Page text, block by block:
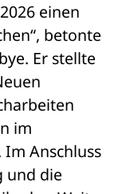
einen
betonte
Er stellte
im
Anschluss
und die